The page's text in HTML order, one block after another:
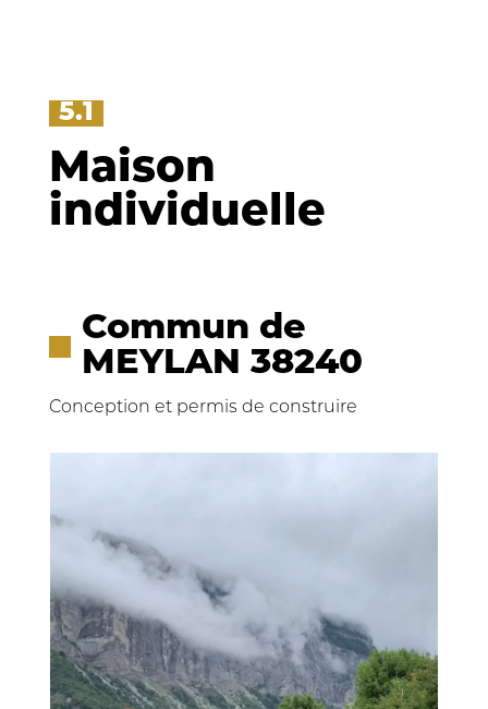
5.1
Maison
individuelle
Commun de
MEYLAN 38240
Conception et permis de construire